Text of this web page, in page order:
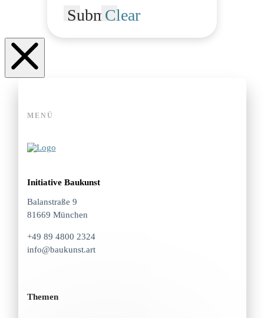
SubmitClear
MENÜ
Initiative Baukunst
Balanstraße 9
81669 München
+49 89 4800 2324
info@baukunst.art
Themen